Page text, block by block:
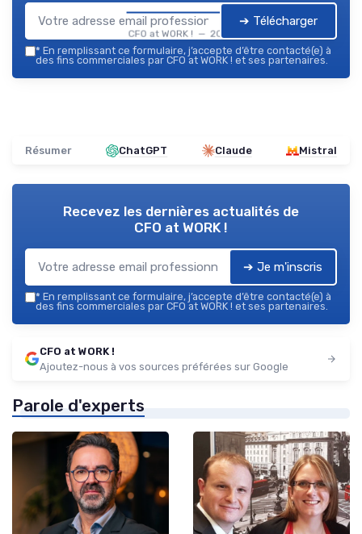
CFO at WORK ! — 2026
➔ Télécharger
* En remplissant ce formulaire, j’accepte d’être contacté(e) à
des fins commerciales par CFO at WORK ! et ses partenaires.
Résumer ChatGPT Claude Mistral
Recevez les dernières actualités de
CFO at WORK !
➔ Je m'inscris
* En remplissant ce formulaire, j’accepte d’être contacté(e) à
des fins commerciales par CFO at WORK ! et ses partenaires.
CFO at WORK !
Ajoutez-nous à vos sources préférées sur Google
Parole d'experts